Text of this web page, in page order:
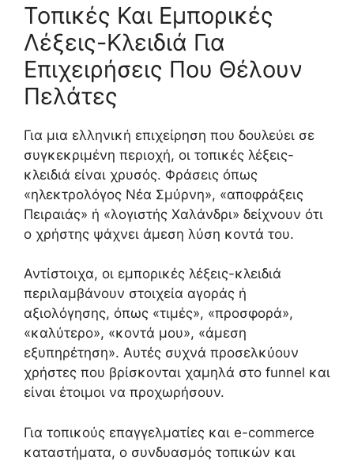
Τοπικές Και Εμπορικές
Λέξεις-Κλειδιά Για
Επιχειρήσεις Που Θέλουν
Πελάτες
Για μια ελληνική επιχείρηση που δουλεύει σε
συγκεκριμένη περιοχή, οι τοπικές λέξεις-
κλειδιά είναι χρυσός. Φράσεις όπως
«ηλεκτρολόγος Νέα Σμύρνη», «αποφράξεις
Πειραιάς» ή «λογιστής Χαλάνδρι» δείχνουν ότι
ο χρήστης ψάχνει άμεση λύση κοντά του.
Αντίστοιχα, οι εμπορικές λέξεις-κλειδιά
περιλαμβάνουν στοιχεία αγοράς ή
αξιολόγησης, όπως «τιμές», «προσφορά»,
«καλύτερο», «κοντά μου», «άμεση
εξυπηρέτηση». Αυτές συχνά προσελκύουν
χρήστες που βρίσκονται χαμηλά στο funnel και
είναι έτοιμοι να προχωρήσουν.
Για τοπικούς επαγγελματίες και e-commerce
καταστήματα, ο συνδυασμός τοπικών και